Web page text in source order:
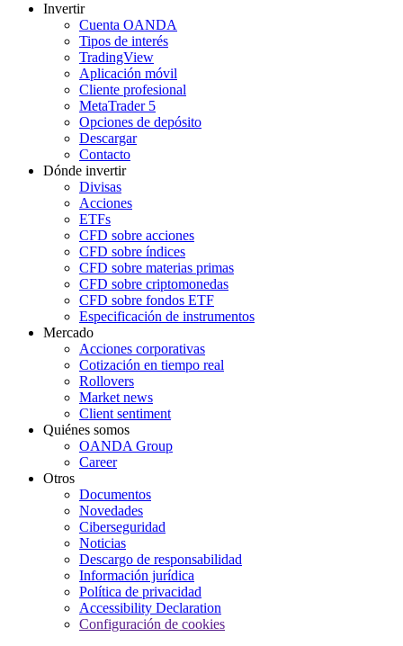
Invertir
Cuenta OANDA
Tipos de interés
TradingView
Aplicación móvil
Cliente profesional
MetaTrader 5
Opciones de depósito
Descargar
Contacto
Dónde invertir
Divisas
Acciones
ETFs
CFD sobre acciones
CFD sobre índices
CFD sobre materias primas
CFD sobre criptomonedas
CFD sobre fondos ETF
Especificación de instrumentos
Mercado
Acciones corporativas
Cotización en tiempo real
Rollovers
Market news
Client sentiment
Quiénes somos
OANDA Group
Career
Otros
Documentos
Novedades
Ciberseguridad
Noticias
Descargo de responsabilidad
Información jurídica
Política de privacidad
Accessibility Declaration
Configuración de cookies